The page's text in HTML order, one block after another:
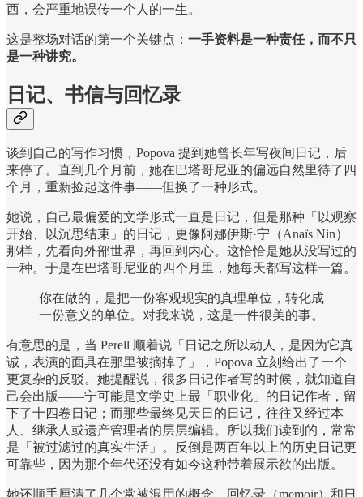
西，会严重地误传一个人的一生。
这是整场对话的第一个关键点： 一手资料是一种责任，而不只
是一种讲究。
日记、书信与回忆录
谈到自己的写作习惯，Popova 提到她曾长年写夜间日记，后
来停了。直到几个月前，她在巴塔哥尼亚的偏远自然里待了四
个月，重新捡起这件事——但换了一种形式。
她说，自己最偏爱的文学形式一直是日记，但是那种「以观察
开始、以沉思结束」的日记，更像阿娜伊斯·宁（Anaïs Nin）
那样，先看向外部世界，再回到内心。这恰恰是她从没写过的
一种。于是在巴塔哥尼亚的四个月里，她每天都写这样一篇。
你在做的，是把一份客观现实的真理单位，转化成
一份意义的单位。对我来说，这是一件很美的事。
有意思的是，当 Perell 顺着说「日记之所以动人，是因为它真
诚，表演的面具在那里被摘掉了」，Popova 立刻给出了一个
更复杂的反驳。她提醒说，很多日记作者写的时候，就知道自
己会出版——宁可能是文学史上最「职业化」的日记作者，留
下了十四卷日记；而那些最终见天日的日记，往往又经过本
人、继承人或遗产管理者的层层编辑。所以我们读到的，常常
是「被过滤过的真实生活」。反倒是两百年以上的历史日记更
可靠些，因为那个年代还没有如今这种带着展示欲的出版。